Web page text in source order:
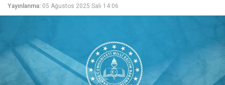
Yayınlanma: 05 Ağustos 2025 Salı 14:06